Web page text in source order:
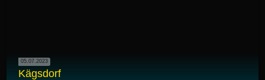
05.07.2023
Kägsdorf